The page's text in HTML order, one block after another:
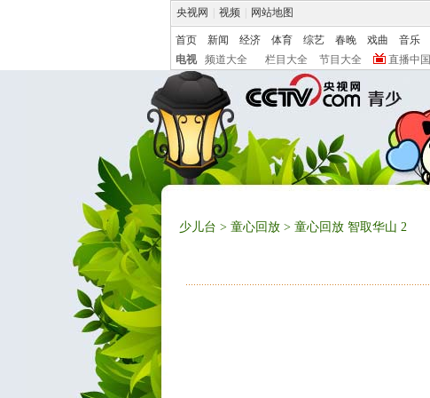
央视网 视频 网站地图
首页 新闻 经济 体育 综艺 春晚 戏曲 音乐
电视
频道大全 栏目大全 节目大全 直播中国
少儿台 > 童心回放 > 童心回放 智取华山 2